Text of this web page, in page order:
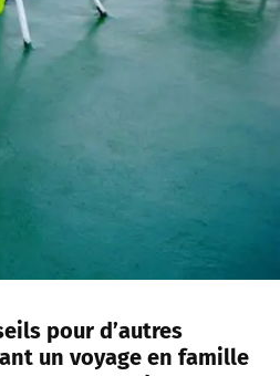
pour d’autres
un voyage en famille